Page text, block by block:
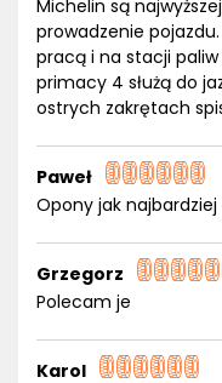
Michelin są
prowadzenie
pracą i na stacji
primacy 4 służą do
ostrych zakrętach
Paweł
Opony jak
Grzegorz
Polecam je
Karol